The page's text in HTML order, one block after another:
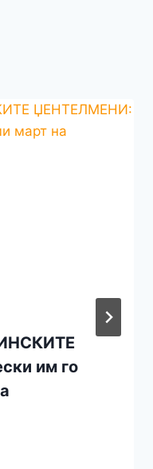
им го